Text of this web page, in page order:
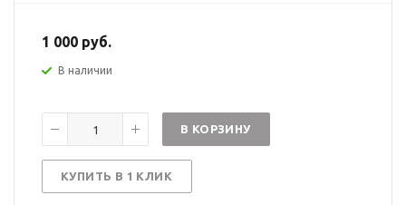
1 000 руб.
В наличии
В КОРЗИНУ
КУПИТЬ В 1 КЛИК